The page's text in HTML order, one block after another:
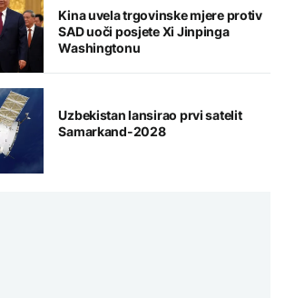
Kina uvela trgovinske mjere protiv
SAD uoči posjete Xi Jinpinga
Washingtonu
Uzbekistan lansirao prvi satelit
Samarkand-2028